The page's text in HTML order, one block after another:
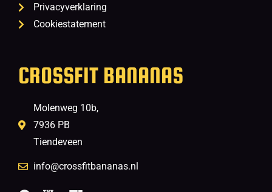
Privacyverklaring
Cookiestatement
CROSSFIT BANANAS
Molenweg 10b,
7936 PB
Tiendeveen
info@crossfitbananas.nl